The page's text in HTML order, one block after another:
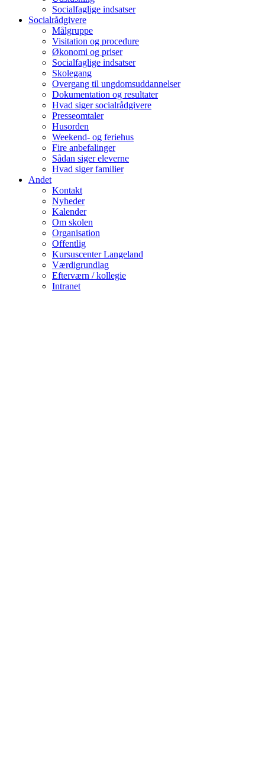
Socialfaglige indsatser
Socialrådgivere
Målgruppe
Visitation og procedure
Økonomi og priser
Socialfaglige indsatser
Skolegang
Overgang til ungdomsuddannelser
Dokumentation og resultater
Hvad siger socialrådgivere
Presseomtaler
Husorden
Weekend- og feriehus
Fire anbefalinger
Sådan siger eleverne
Hvad siger familier
Andet
Kontakt
Nyheder
Kalender
Om skolen
Organisation
Offentlig
Kursuscenter Langeland
Værdigrundlag
Efterværn / kollegie
Intranet